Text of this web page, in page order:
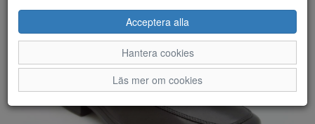
Acceptera alla
Hantera cookies
Läs mer om cookies